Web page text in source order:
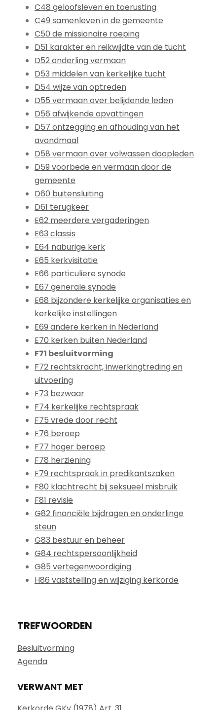
C48 geloofsleven en toerusting
C49 samenleven in de gemeente
C50 de missionaire roeping
D51 karakter en reikwijdte van de tucht
D52 onderling vermaan
D53 middelen van kerkelijke tucht
D54 wijze van optreden
D55 vermaan over belijdende leden
D56 afwijkende opvattingen
D57 ontzegging en afhouding van het
avondmaal
D58 vermaan over volwassen doopleden
D59 voorbede en vermaan door de
gemeente
D60 buitensluiting
D61 terugkeer
E62 meerdere vergaderingen
E63 classis
E64 naburige kerk
E65 kerkvisitatie
E66 particuliere synode
E67 generale synode
E68 bijzondere kerkelijke organisaties en
kerkelijke instellingen
E69 andere kerken in Nederland
E70 kerken buiten Nederland
F71 besluitvorming
F72 rechtskracht, inwerkingtreding en
uitvoering
F73 bezwaar
F74 kerkelijke rechtspraak
F75 vrede door recht
F76 beroep
F77 hoger beroep
F78 herziening
F79 rechtspraak in predikantszaken
F80 klachtrecht bij seksueel misbruik
F81 revisie
G82 financiële bijdragen en onderlinge
steun
G83 bestuur en beheer
G84 rechtspersoonlijkheid
G85 vertegenwoordiging
H86 vaststelling en wijziging kerkorde
TREFWOORDEN
Besluitvorming
Agenda
VERWANT MET